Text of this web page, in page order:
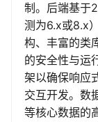
制。后端基于
测为6.x或8.x
构、丰富的类
的安全性与运
架以确保响应
交互开发。数
等核心数据的